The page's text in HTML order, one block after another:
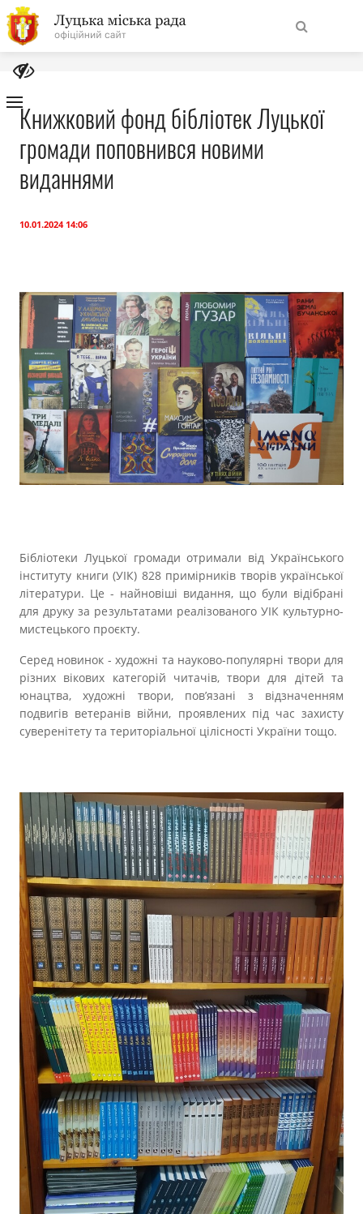
На
головну
НавігаціяПро місто
Бюджет
Публічна інформація
Прозорість влади
Документи
Книжковий фонд бібліотек Луцької
громади поповнився новими
виданнями
10.01.2024 14:06
Бібліотеки Луцької громади отримали від Українського
інституту книги (УІК) 828 примірників творів української
літератури. Це - найновіші видання, що були відібрані
для друку за результатами реалізованого УІК культурно-
мистецького проєкту.
Серед новинок - художні та науково-популярні твори для
різних вікових категорій читачів, твори для дітей та
юнацтва, художні твори, пов’язані з відзначенням
подвигів ветеранів війни, проявлених під час захисту
суверенітету та територіальної цілісності України тощо.